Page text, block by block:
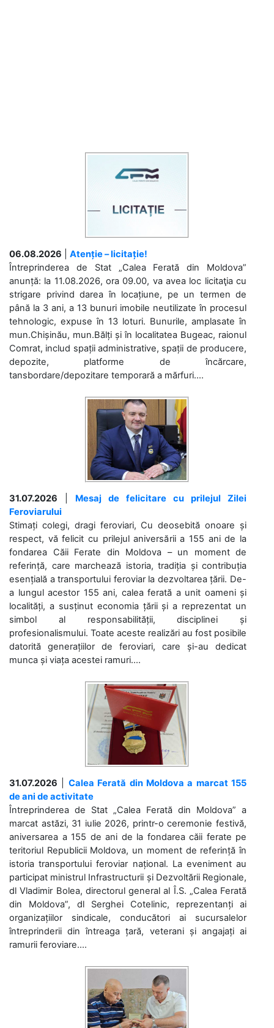
06.08.2026
Atenție – licitație!
Întreprinderea de Stat „Calea Ferată din Moldova”
anunță: la 11.08.2026, ora 09.00, va avea loc licitaţia cu
strigare privind darea în locațiune, pe un termen de
până la 3 ani, a 13 bunuri imobile neutilizate în procesul
tehnologic, expuse în 13 loturi. Bunurile, amplasate în
mun.Chișinău, mun.Bălți și în localitatea Bugeac, raionul
Comrat, includ spații administrative, spații de producere,
depozite, platforme de încărcare,
tansbordare/depozitare temporară a mărfuri....
31.07.2026
Mesaj de felicitare cu prilejul Zilei
Feroviarului
Stimați colegi, dragi feroviari, Cu deosebită onoare și
respect, vă felicit cu prilejul aniversării a 155 ani de la
fondarea Căii Ferate din Moldova – un moment de
referință, care marchează istoria, tradiția și contribuția
esențială a transportului feroviar la dezvoltarea țării. De-
a lungul acestor 155 ani, calea ferată a unit oameni și
localități, a susținut economia țării și a reprezentat un
simbol al responsabilității, disciplinei și
profesionalismului. Toate aceste realizări au fost posibile
datorită generațiilor de feroviari, care și-au dedicat
munca și viața acestei ramuri....
31.07.2026
Calea Ferată din Moldova a marcat 155
de ani de activitate
Întreprinderea de Stat „Calea Ferată din Moldova” a
marcat astăzi, 31 iulie 2026, printr-o ceremonie festivă,
aniversarea a 155 de ani de la fondarea căii ferate pe
teritoriul Republicii Moldova, un moment de referință în
istoria transportului feroviar național. La eveniment au
participat ministrul Infrastructurii și Dezvoltării Regionale,
dl Vladimir Bolea, directorul general al Î.S. „Calea Ferată
din Moldova”, dl Serghei Cotelinic, reprezentanți ai
organizațiilor sindicale, conducători ai sucursalelor
întreprinderii din întreaga țară, veterani și angajați ai
ramurii feroviare....